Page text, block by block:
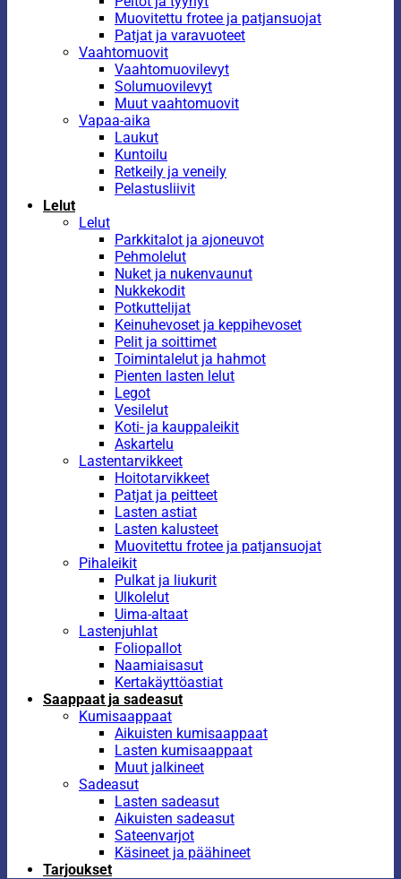
Muovitettu frotee ja patjansuojat
Patjat ja varavuoteet
Vaahtomuovit
Vaahtomuovilevyt
Solumuovilevyt
Muut vaahtomuovit
Vapaa-aika
Laukut
Kuntoilu
Retkeily ja veneily
Pelastusliivit
Lelut
Lelut
Parkkitalot ja ajoneuvot
Pehmolelut
Nuket ja nukenvaunut
Nukkekodit
Potkuttelijat
Keinuhevoset ja keppihevoset
Pelit ja soittimet
Toimintalelut ja hahmot
Pienten lasten lelut
Legot
Vesilelut
Koti- ja kauppaleikit
Askartelu
Lastentarvikkeet
Hoitotarvikkeet
Patjat ja peitteet
Lasten astiat
Lasten kalusteet
Muovitettu frotee ja patjansuojat
Pihaleikit
Pulkat ja liukurit
Ulkolelut
Uima-altaat
Lastenjuhlat
Foliopallot
Naamiaisasut
Kertakäyttöastiat
Saappaat ja sadeasut
Kumisaappaat
Aikuisten kumisaappaat
Lasten kumisaappaat
Muut jalkineet
Sadeasut
Lasten sadeasut
Aikuisten sadeasut
Sateenvarjot
Käsineet ja päähineet
Tarjoukset